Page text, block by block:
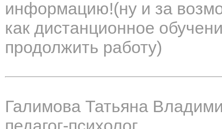
информацию!(ну и за
как дистанционное
продолжить работу)
Галимова Татьяна